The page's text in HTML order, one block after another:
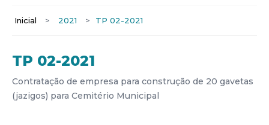
Inicial > 2021 > TP 02-2021
TP 02-2021
Contratação de empresa para construção de 20 gavetas
(jazigos) para Cemitério Municipal